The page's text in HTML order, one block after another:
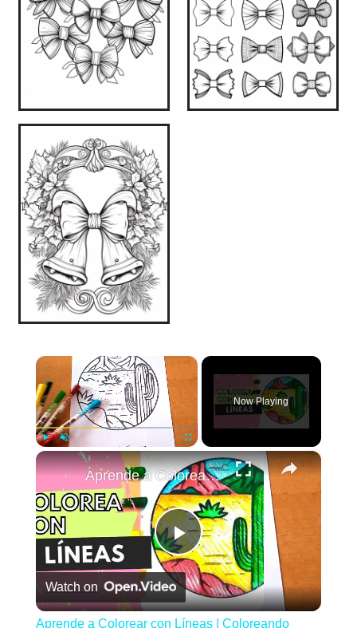
×
Unmute Fullscreen
Now Playing
×
Play
Video
Aprende a Colorear con Líneas | Coloreando Juntos
Watch on
Aprende a Colorear con Líneas | Coloreando